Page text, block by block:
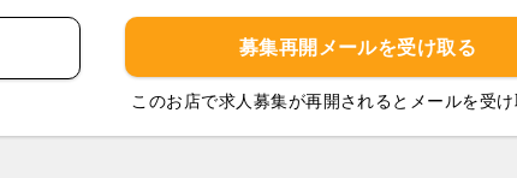
募集再開メールを受け取る
このお店で求人募集が再開されるとメールを受